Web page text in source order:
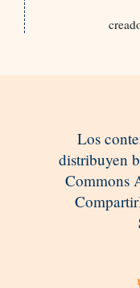
Los
distribuyen
Commons